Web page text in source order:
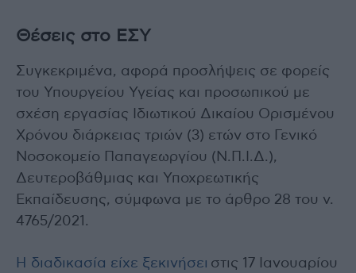
Θέσεις στο ΕΣΥ
Συγκεκριμένα, αφορά προσλήψεις σε φορείς
του Υπουργείου Υγείας και προσωπικού με
σχέση εργασίας Ιδιωτικού Δικαίου Ορισμένου
Χρόνου διάρκειας τριών (3) ετών στο Γενικό
Νοσοκομείο Παπαγεωργίου (Ν.Π.Ι.Δ.),
Δευτεροβάθμιας και Υποχρεωτικής
Εκπαίδευσης, σύμφωνα με το άρθρο 28 του ν.
4765/2021.
Η διαδικασία είχε ξεκινήσει στις 17 Ιανουαρίου